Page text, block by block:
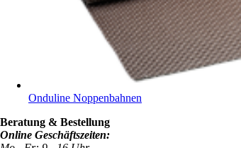
Onduline Noppenbahnen
Beratung & Bestellung
Online Geschäftszeiten: